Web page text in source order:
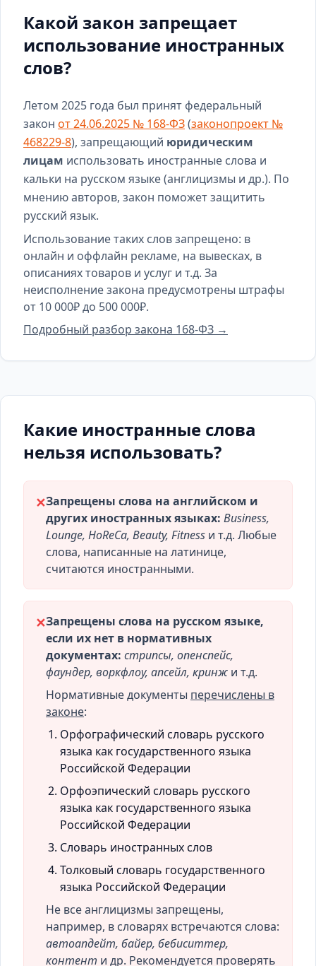
Какой закон запрещает
использование иностранных
слов?
Летом 2025 года был принят федеральный
закон от 24.06.2025 № 168-ФЗ(законопроект №
468229-8), запрещающий юридическим
лицам использовать иностранные слова и
кальки на русском языке (англицизмы и др.). По
мнению авторов, закон поможет защитить
русский язык.
Использование таких слов запрещено: в
онлайн и оффлайн рекламе, на вывесках, в
описаниях товаров и услуг и т.д. За
неисполнение закона предусмотрены штрафы
от 10 000₽ до 500 000₽.
Подробный разбор закона 168-ФЗ →
Какие иностранные слова
нельзя использовать?
✕Запрещены слова на английском и
других иностранных языках: Business,
Lounge, HoReCa, Beauty, Fitness и т.д. Любые
слова, написанные на латинице,
считаются иностранными.
✕Запрещены слова на русском языке,
если их нет в нормативных
документах: стрипсы, опенспейс,
фаундер, воркфлоу, апсейл, кринж и т.д.
Нормативные документы перечислены в
законе:
Орфографический словарь русского
языка как государственного языка
Российской Федерации
Орфоэпический словарь русского
языка как государственного языка
Российской Федерации
Словарь иностранных слов
Толковый словарь государственного
языка Российской Федерации
Не все англицизмы запрещены,
например, в словарях встречаются слова:
автоапдейт, байер, бебиситтер,
контент и др. Рекомендуется проверять